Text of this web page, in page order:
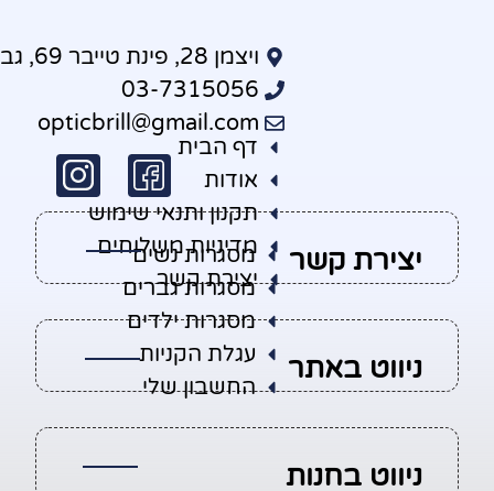
יצירת קשר
ויצמן 28‏, פינת טייבר 69, גבעתיים
03-7315056
opticbrill@gmail.com
ניווט באתר
דף הבית
אודות
תקנון ותנאי שימוש
מדיניות משלוחים
יצירת קשר
ניווט בחנות
מסגרות נשים
מסגרות גברים
מסגרות ילדים
עגלת הקניות
החשבון שלי